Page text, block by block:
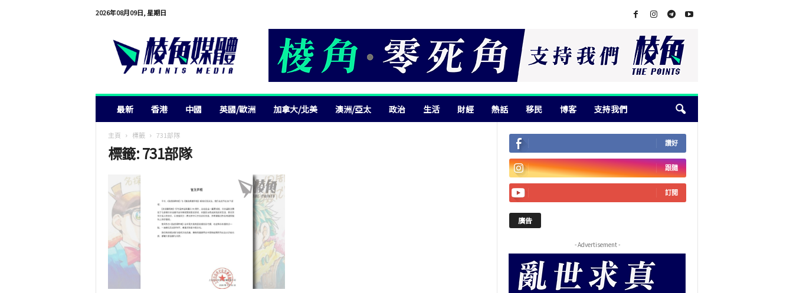
2026年08月09日, 星期日
最新 香港 中國 英國/歐洲 加拿大/北美 澳洲/亞太 政治 生活 財經 熱話 移民 博客 支持我們
主頁 標籤 731部隊
標籤: 731部隊 讚好
跟隨
訂閱
廣告
- Advertisement -